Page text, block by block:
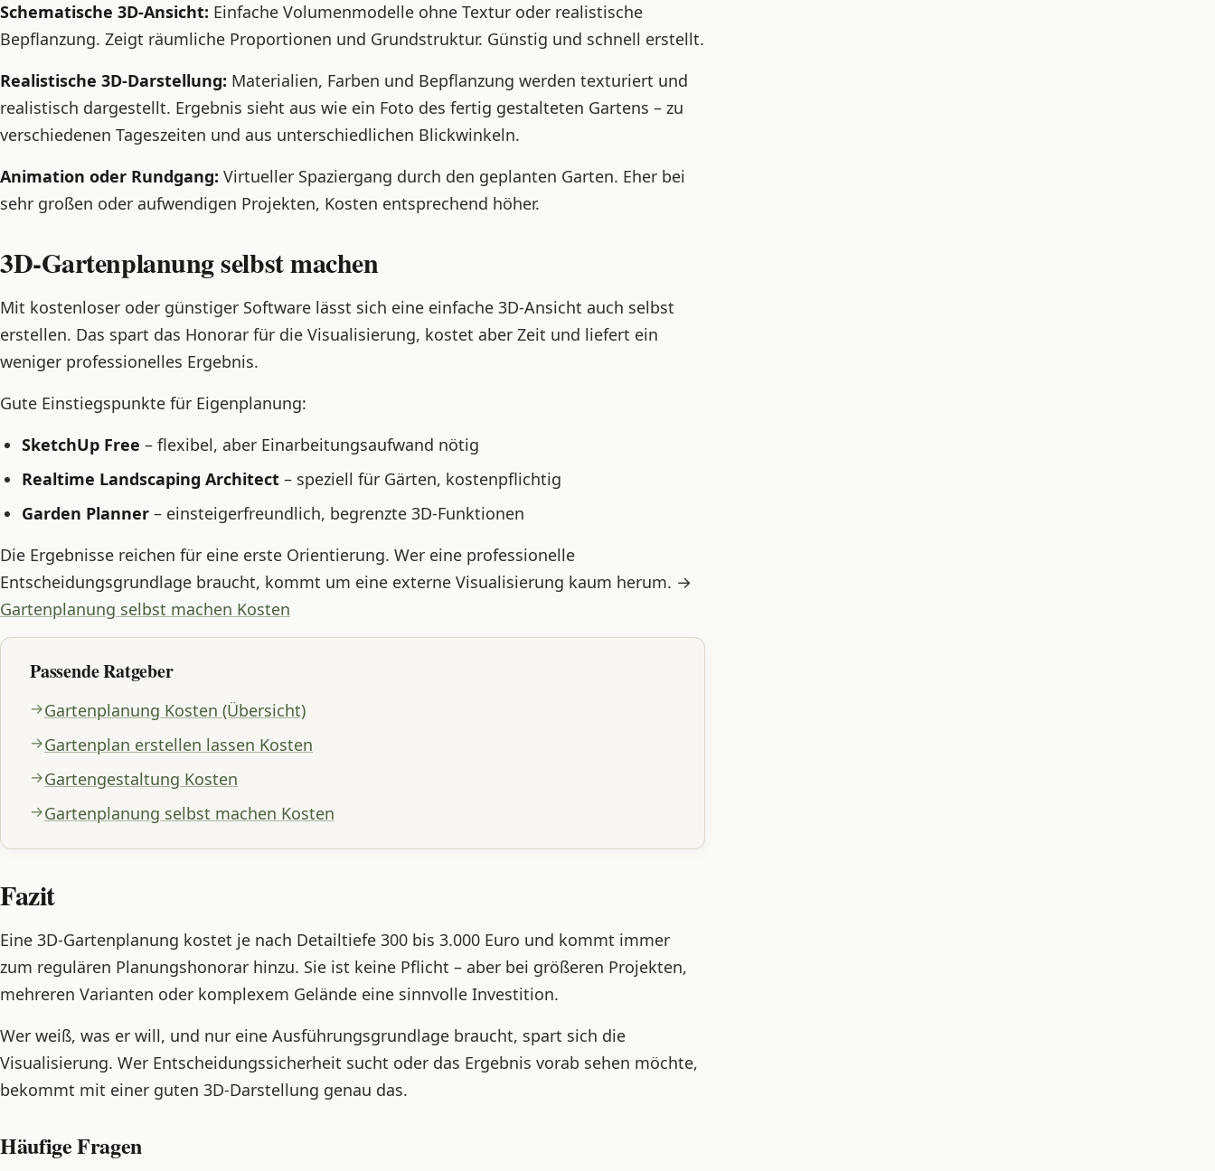
Schematische 3D-Ansicht: Einfache Volumenmodelle ohne Textur oder realistische
Bepflanzung. Zeigt räumliche Proportionen und Grundstruktur. Günstig und schnell erstellt.
Realistische 3D-Darstellung: Materialien, Farben und Bepflanzung werden texturiert und
realistisch dargestellt. Ergebnis sieht aus wie ein Foto des fertig gestalteten Gartens – zu
verschiedenen Tageszeiten und aus unterschiedlichen Blickwinkeln.
Animation oder Rundgang: Virtueller Spaziergang durch den geplanten Garten. Eher bei
sehr großen oder aufwendigen Projekten, Kosten entsprechend höher.
3D-Gartenplanung selbst machen
Mit kostenloser oder günstiger Software lässt sich eine einfache 3D-Ansicht auch selbst
erstellen. Das spart das Honorar für die Visualisierung, kostet aber Zeit und liefert ein
weniger professionelles Ergebnis.
Gute Einstiegspunkte für Eigenplanung:
SketchUp Free – flexibel, aber Einarbeitungsaufwand nötig
Realtime Landscaping Architect – speziell für Gärten, kostenpflichtig
Garden Planner – einsteigerfreundlich, begrenzte 3D-Funktionen
Die Ergebnisse reichen für eine erste Orientierung. Wer eine professionelle
Entscheidungsgrundlage braucht, kommt um eine externe Visualisierung kaum herum. →
Gartenplanung selbst machen Kosten
Passende Ratgeber
Gartenplanung Kosten (Übersicht)
Gartenplan erstellen lassen Kosten
Gartengestaltung Kosten
Gartenplanung selbst machen Kosten
Fazit
Eine 3D-Gartenplanung kostet je nach Detailtiefe 300 bis 3.000 Euro und kommt immer
zum regulären Planungshonorar hinzu. Sie ist keine Pflicht – aber bei größeren Projekten,
mehreren Varianten oder komplexem Gelände eine sinnvolle Investition.
Wer weiß, was er will, und nur eine Ausführungsgrundlage braucht, spart sich die
Visualisierung. Wer Entscheidungssicherheit sucht oder das Ergebnis vorab sehen möchte,
bekommt mit einer guten 3D-Darstellung genau das.
Häufige Fragen